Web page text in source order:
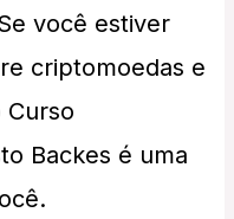
você estiver
criptomoedas e
Backes é uma